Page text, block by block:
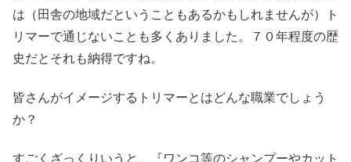
は（田舎の地域だということもあるかもしれませんが）ト
リマーで通じないことも多くありました。７０年程度の歴
史だとそれも納得ですね。
皆さんがイメージするトリマーとはどんな職業でしょう
か？
すごくざっくりいうと、『ワンコ等のシャンプーやカット